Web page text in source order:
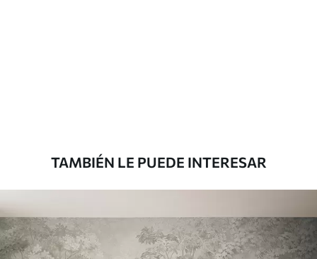
TAMBIÉN LE PUEDE INTERESAR